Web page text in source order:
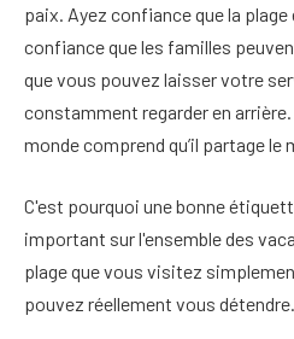
paix. Ayez confiance que la
confiance que les familles
que vous pouvez laisser votre
constamment regarder en
monde comprend qu’il partage le
C'est pourquoi une bonne
important sur l'ensemble des
plage que vous visitez
pouvez réellement vous détendre.